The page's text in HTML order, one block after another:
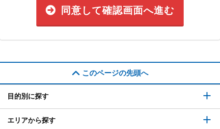
同意して確認画面へ進む
このページの先頭へ
目的別に探す
エリアから探す